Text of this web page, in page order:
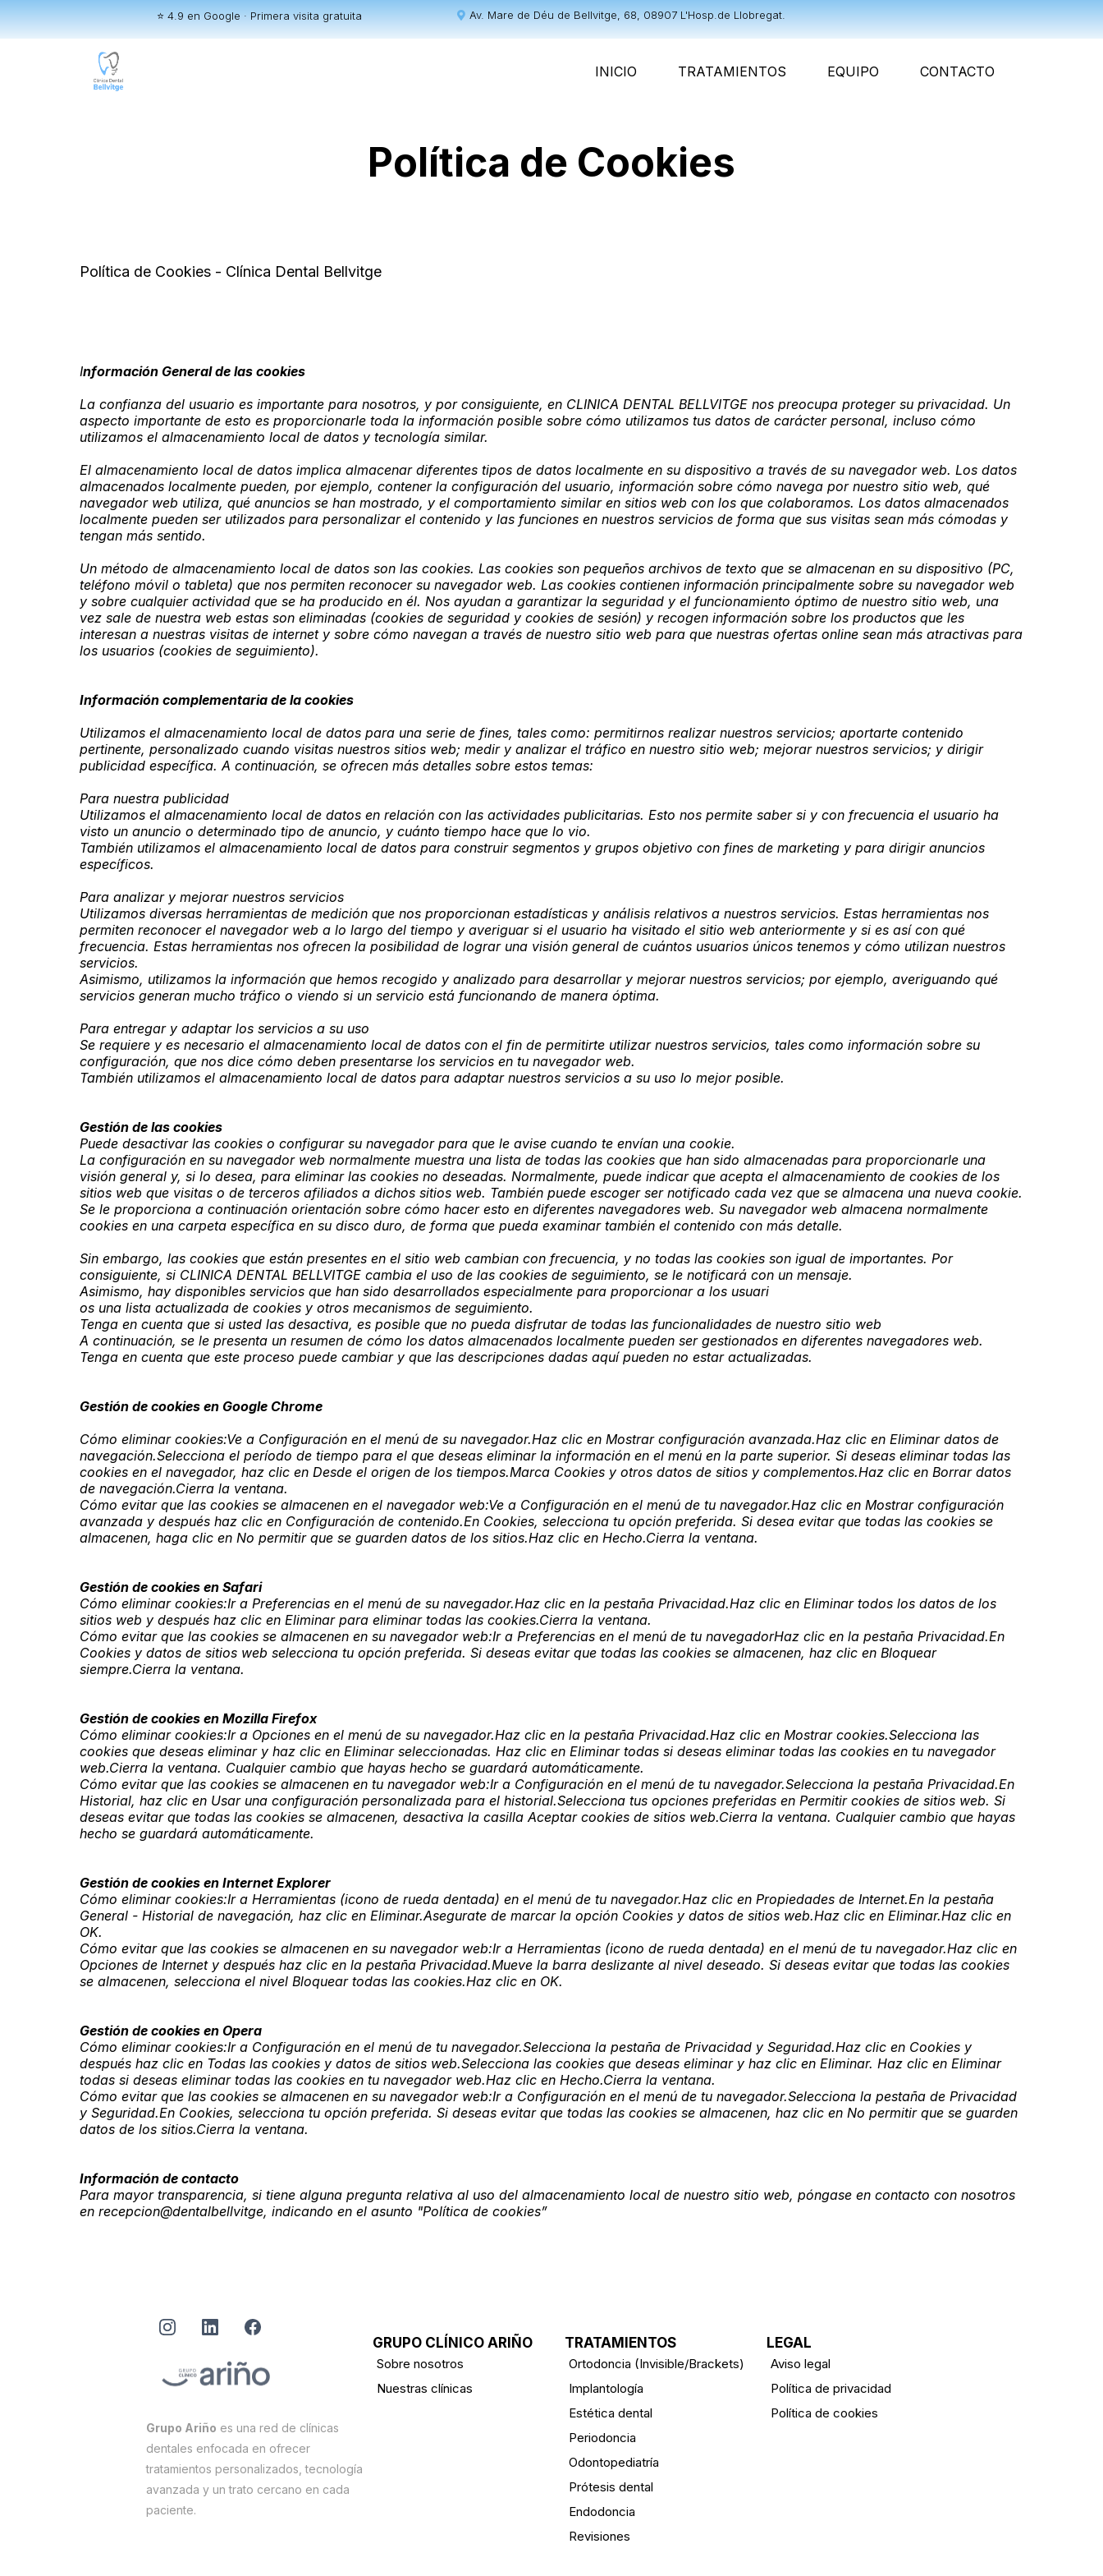
⭐ 4.9 en Google · Primera visita gratuita Av. Mare de Déu de Bellvitge, 68, 08907 L'Hosp.de Llobregat.
INICIO TRATAMIENTOS EQUIPO CONTACTO
Política de Cookies
Política de Cookies - Clínica Dental Bellvitge
Información General de las cookies
La confianza del usuario es importante para nosotros, y por consiguiente, en CLINICA DENTAL BELLVITGE nos preocupa proteger su privacidad. Un
aspecto importante de esto es proporcionarle toda la información posible sobre cómo utilizamos tus datos de carácter personal, incluso cómo
utilizamos el almacenamiento local de datos y tecnología similar.
El almacenamiento local de datos implica almacenar diferentes tipos de datos localmente en su dispositivo a través de su navegador web. Los datos
almacenados localmente pueden, por ejemplo, contener la configuración del usuario, información sobre cómo navega por nuestro sitio web, qué
navegador web utiliza, qué anuncios se han mostrado, y el comportamiento similar en sitios web con los que colaboramos. Los datos almacenados
localmente pueden ser utilizados para personalizar el contenido y las funciones en nuestros servicios de forma que sus visitas sean más cómodas y
tengan más sentido.
Un método de almacenamiento local de datos son las cookies. Las cookies son pequeños archivos de texto que se almacenan en su dispositivo (PC,
teléfono móvil o tableta) que nos permiten reconocer su navegador web. Las cookies contienen información principalmente sobre su navegador web
y sobre cualquier actividad que se ha producido en él. Nos ayudan a garantizar la seguridad y el funcionamiento óptimo de nuestro sitio web, una
vez sale de nuestra web estas son eliminadas (cookies de seguridad y cookies de sesión) y recogen información sobre los productos que les
interesan a nuestras visitas de internet y sobre cómo navegan a través de nuestro sitio web para que nuestras ofertas online sean más atractivas para
los usuarios (cookies de seguimiento).
Información complementaria de la cookies
Utilizamos el almacenamiento local de datos para una serie de fines, tales como: permitirnos realizar nuestros servicios; aportarte contenido
pertinente, personalizado cuando visitas nuestros sitios web; medir y analizar el tráfico en nuestro sitio web; mejorar nuestros servicios; y dirigir
publicidad específica. A continuación, se ofrecen más detalles sobre estos temas:
Para nuestra publicidad
Utilizamos el almacenamiento local de datos en relación con las actividades publicitarias. Esto nos permite saber si y con frecuencia el usuario ha
visto un anuncio o determinado tipo de anuncio, y cuánto tiempo hace que lo vio.
También utilizamos el almacenamiento local de datos para construir segmentos y grupos objetivo con fines de marketing y para dirigir anuncios
específicos.
Para analizar y mejorar nuestros servicios
Utilizamos diversas herramientas de medición que nos proporcionan estadísticas y análisis relativos a nuestros servicios. Estas herramientas nos
permiten reconocer el navegador web a lo largo del tiempo y averiguar si el usuario ha visitado el sitio web anteriormente y si es así con qué
frecuencia. Estas herramientas nos ofrecen la posibilidad de lograr una visión general de cuántos usuarios únicos tenemos y cómo utilizan nuestros
servicios.
Asimismo, utilizamos la información que hemos recogido y analizado para desarrollar y mejorar nuestros servicios; por ejemplo, averiguando qué
servicios generan mucho tráfico o viendo si un servicio está funcionando de manera óptima.
Para entregar y adaptar los servicios a su uso
Se requiere y es necesario el almacenamiento local de datos con el fin de permitirte utilizar nuestros servicios, tales como información sobre su
configuración, que nos dice cómo deben presentarse los servicios en tu navegador web.
También utilizamos el almacenamiento local de datos para adaptar nuestros servicios a su uso lo mejor posible.
Gestión de las cookies
Puede desactivar las cookies o configurar su navegador para que le avise cuando te envían una cookie.
La configuración en su navegador web normalmente muestra una lista de todas las cookies que han sido almacenadas para proporcionarle una
visión general y, si lo desea, para eliminar las cookies no deseadas. Normalmente, puede indicar que acepta el almacenamiento de cookies de los
sitios web que visitas o de terceros afiliados a dichos sitios web. También puede escoger ser notificado cada vez que se almacena una nueva cookie.
Se le proporciona a continuación orientación sobre cómo hacer esto en diferentes navegadores web. Su navegador web almacena normalmente
cookies en una carpeta específica en su disco duro, de forma que pueda examinar también el contenido con más detalle.
Sin embargo, las cookies que están presentes en el sitio web cambian con frecuencia, y no todas las cookies son igual de importantes. Por
consiguiente, si CLINICA DENTAL BELLVITGE cambia el uso de las cookies de seguimiento, se le notificará con un mensaje.
Asimismo, hay disponibles servicios que han sido desarrollados especialmente para proporcionar a los usuari
os una lista actualizada de cookies y otros mecanismos de seguimiento.
Tenga en cuenta que si usted las desactiva, es posible que no pueda disfrutar de todas las funcionalidades de nuestro sitio web
A continuación, se le presenta un resumen de cómo los datos almacenados localmente pueden ser gestionados en diferentes navegadores web.
Tenga en cuenta que este proceso puede cambiar y que las descripciones dadas aquí pueden no estar actualizadas.
Gestión de cookies en Google Chrome
Cómo eliminar cookies:Ve a Configuración en el menú de su navegador.Haz clic en Mostrar configuración avanzada.Haz clic en Eliminar datos de
navegación.Selecciona el período de tiempo para el que deseas eliminar la información en el menú en la parte superior. Si deseas eliminar todas las
cookies en el navegador, haz clic en Desde el origen de los tiempos.Marca Cookies y otros datos de sitios y complementos.Haz clic en Borrar datos
de navegación.Cierra la ventana.
Cómo evitar que las cookies se almacenen en el navegador web:Ve a Configuración en el menú de tu navegador.Haz clic en Mostrar configuración
avanzada y después haz clic en Configuración de contenido.En Cookies, selecciona tu opción preferida. Si desea evitar que todas las cookies se
almacenen, haga clic en No permitir que se guarden datos de los sitios.Haz clic en Hecho.Cierra la ventana.
Gestión de cookies en Safari
Cómo eliminar cookies:Ir a Preferencias en el menú de su navegador.Haz clic en la pestaña Privacidad.Haz clic en Eliminar todos los datos de los
sitios web y después haz clic en Eliminar para eliminar todas las cookies.Cierra la ventana.
Cómo evitar que las cookies se almacenen en su navegador web:Ir a Preferencias en el menú de tu navegadorHaz clic en la pestaña Privacidad.En
Cookies y datos de sitios web selecciona tu opción preferida. Si deseas evitar que todas las cookies se almacenen, haz clic en Bloquear
siempre.Cierra la ventana.
Gestión de cookies en Mozilla Firefox
Cómo eliminar cookies:Ir a Opciones en el menú de su navegador.Haz clic en la pestaña Privacidad.Haz clic en Mostrar cookies.Selecciona las
cookies que deseas eliminar y haz clic en Eliminar seleccionadas. Haz clic en Eliminar todas si deseas eliminar todas las cookies en tu navegador
web.Cierra la ventana. Cualquier cambio que hayas hecho se guardará automáticamente.
Cómo evitar que las cookies se almacenen en tu navegador web:Ir a Configuración en el menú de tu navegador.Selecciona la pestaña Privacidad.En
Historial, haz clic en Usar una configuración personalizada para el historial.Selecciona tus opciones preferidas en Permitir cookies de sitios web. Si
deseas evitar que todas las cookies se almacenen, desactiva la casilla Aceptar cookies de sitios web.Cierra la ventana. Cualquier cambio que hayas
hecho se guardará automáticamente.
Gestión de cookies en Internet Explorer
Cómo eliminar cookies:Ir a Herramientas (icono de rueda dentada) en el menú de tu navegador.Haz clic en Propiedades de Internet.En la pestaña
General - Historial de navegación, haz clic en Eliminar.Asegurate de marcar la opción Cookies y datos de sitios web.Haz clic en Eliminar.Haz clic en
OK.
Cómo evitar que las cookies se almacenen en su navegador web:Ir a Herramientas (icono de rueda dentada) en el menú de tu navegador.Haz clic en
Opciones de Internet y después haz clic en la pestaña Privacidad.Mueve la barra deslizante al nivel deseado. Si deseas evitar que todas las cookies
se almacenen, selecciona el nivel Bloquear todas las cookies.Haz clic en OK.
Gestión de cookies en Opera
Cómo eliminar cookies:Ir a Configuración en el menú de tu navegador.Selecciona la pestaña de Privacidad y Seguridad.Haz clic en Cookies y
después haz clic en Todas las cookies y datos de sitios web.Selecciona las cookies que deseas eliminar y haz clic en Eliminar. Haz clic en Eliminar
todas si deseas eliminar todas las cookies en tu navegador web.Haz clic en Hecho.Cierra la ventana.
Cómo evitar que las cookies se almacenen en su navegador web:Ir a Configuración en el menú de tu navegador.Selecciona la pestaña de Privacidad
y Seguridad.En Cookies, selecciona tu opción preferida. Si deseas evitar que todas las cookies se almacenen, haz clic en No permitir que se guarden
datos de los sitios.Cierra la ventana.
Información de contacto
Para mayor transparencia, si tiene alguna pregunta relativa al uso del almacenamiento local de nuestro sitio web, póngase en contacto con nosotros
en recepcion@dentalbellvitge, indicando en el asunto "Política de cookies”
Grupo Ariño es una red de clínicas
dentales enfocada en ofrecer
tratamientos personalizados, tecnología
avanzada y un trato cercano en cada
paciente.
GRUPO CLÍNICO ARIÑO
Sobre nosotros
Nuestras clínicas
TRATAMIENTOS
Ortodoncia (Invisible/Brackets)
Implantología
Estética dental
Periodoncia
Odontopediatría
Prótesis dental
Endodoncia
Revisiones
LEGAL
Aviso legal
Política de privacidad
Política de cookies